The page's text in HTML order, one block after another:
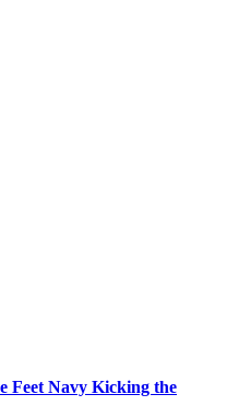
Feet Navy Kicking the